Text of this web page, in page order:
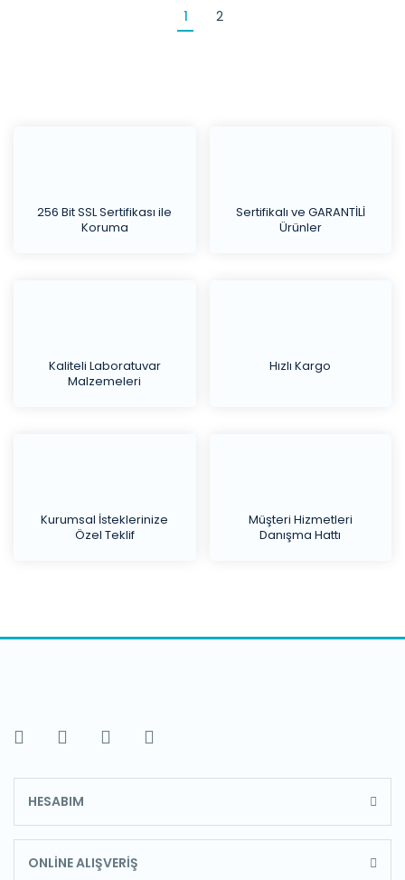
1 2
256 Bit SSL Sertifikası ile
Koruma
Sertifikalı ve GARANTİLİ
Ürünler
Kaliteli Laboratuvar
Malzemeleri
Hızlı Kargo
Kurumsal İsteklerinize
Özel Teklif
Müşteri Hizmetleri
Danışma Hattı
HESABIM
ONLİNE ALIŞVERİŞ